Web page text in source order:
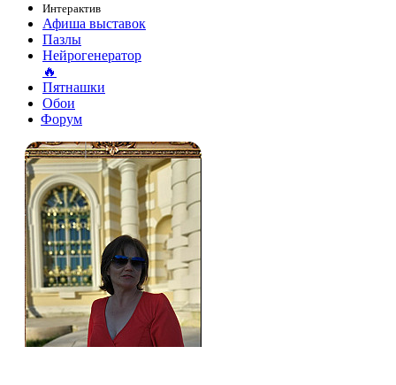
Интерактив
Афиша выставок
Пазлы
Нейрогенератор
🔥
Пятнашки
Обои
Форум